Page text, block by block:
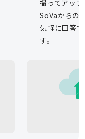
撮ってアッ
SoVaからの
気軽に回答
す。